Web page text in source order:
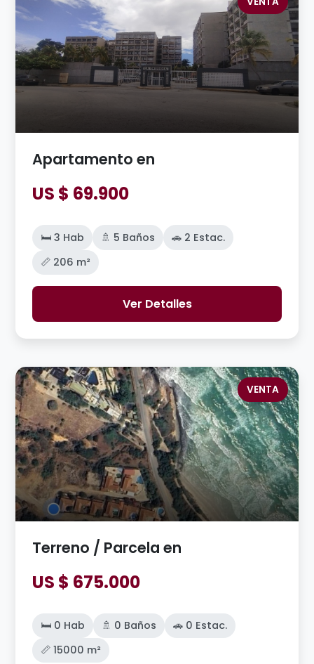
Apartamento en
US $ 69.900
🛏️ 3 Hab 🚿 5 Baños
🚗 2 Estac.
📏 206 m²
Ver Detalles
VENTA
Terreno / Parcela en
US $ 675.000
🛏️ 0 Hab 🚿 0 Baños
🚗 0 Estac.
📏 15000 m²